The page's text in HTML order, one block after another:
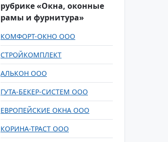
рубрике «Окна, оконные
рамы и фурнитура»
КОМФОРТ-ОКНО ООО
СТРОЙКОМПЛЕКТ
АЛЬКОН ООО
ГУТА-БЕКЕР-СИСТЕМ ООО
ЕВРОПЕЙСКИЕ ОКНА ООО
КОРИНА-ТРАСТ ООО